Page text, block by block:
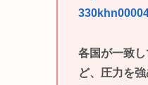
各国が一致
ど、圧力を強